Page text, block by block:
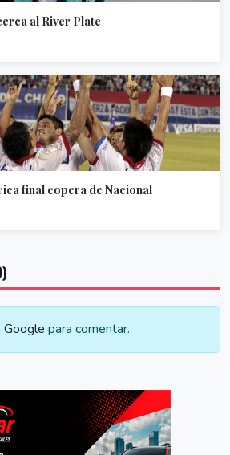
al River Plate
final copera de Nacional
Google para comentar.